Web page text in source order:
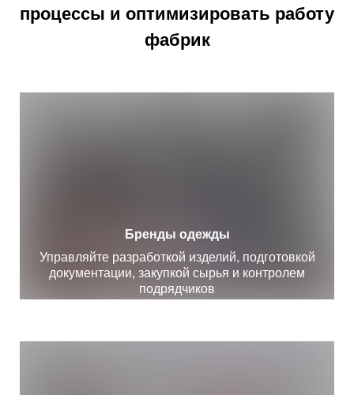
процессы и оптимизировать работу
фабрик
Бренды одежды
Управляйте разработкой изделий, подготовкой
документации, закупкой сырья и контролем
подрядчиков